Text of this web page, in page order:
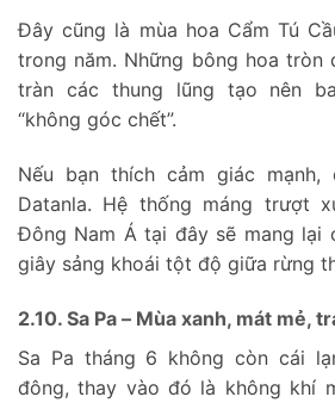
Đây cũng là mùa hoa Cẩm Tú
trong năm. Những bông hoa tròn
tràn các thung lũng tạo nên
“không góc chết”.
Nếu bạn thích cảm giác mạnh,
Datanla. Hệ thống máng trượt
Đông Nam Á tại đây sẽ mang lại
giây sảng khoái tột độ giữa rừng
2.10. Sa Pa – Mùa xanh, mát mẻ,
Sa Pa tháng 6 không còn cái
đông, thay vào đó là không khí